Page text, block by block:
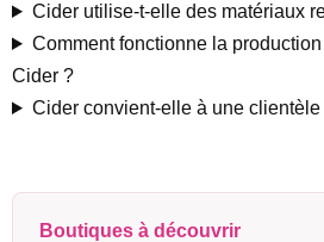
Cider utilise-t-elle des matériaux
Comment fonctionne la
Cider ?
Cider convient-elle à une
Boutiques à découvrir